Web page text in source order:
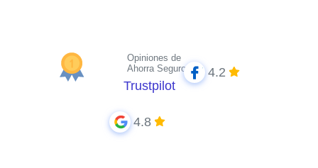
Opiniones de
Ahorra Seguros
Trustpilot
4.2
4.8